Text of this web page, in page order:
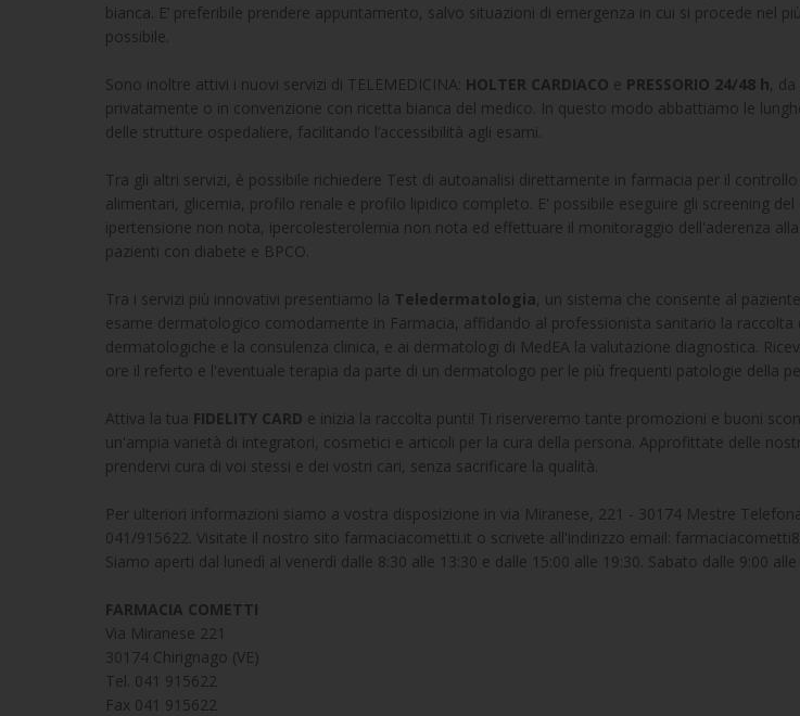
bianca. E’ preferibile prendere appuntamento, salvo situazioni di emergenza in cui si procede nel
possibile.
Sono inoltre attivi i nuovi servizi di TELEMEDICINA: HOLTER CARDIACO e PRESSORIO 24/48 h,
privatamente o in convenzione con ricetta bianca del medico. In questo modo abbattiamo le
delle strutture ospedaliere, facilitando l’accessibilità agli esami.
Tra gli altri servizi, è possibile richiedere Test di autoanalisi direttamente in farmacia per il
alimentari, glicemia, profilo renale e profilo lipidico completo. E' possibile eseguire gli screening
ipertensione non nota, ipercolesterolemia non nota ed effettuare il monitoraggio dell'aderenza
pazienti con diabete e BPCO.
Tra i servizi più innovativi presentiamo la Teledermatologia, un sistema che consente al
esame dermatologico comodamente in Farmacia, affidando al professionista sanitario la raccolta
dermatologiche e la consulenza clinica, e ai dermatologi di MedEA la valutazione diagnostica.
ore il referto e l'eventuale terapia da parte di un dermatologo per le più frequenti patologie della
Attiva la tua FIDELITY CARD e inizia la raccolta punti! Ti riserveremo tante promozioni e buoni
un'ampia varietà di integratori, cosmetici e articoli per la cura della persona. Approfittate delle
prendervi cura di voi stessi e dei vostri cari, senza sacrificare la qualità.
Per ulteriori informazioni siamo a vostra disposizione in via Miranese, 221 - 30174 Mestre
041/915622. Visitate il nostro sito farmaciacometti.it o scrivete all'indirizzo email:
Siamo aperti dal lunedì al venerdì dalle 8:30 alle 13:30 e dalle 15:00 alle 19:30. Sabato dalle 9:00 alle
FARMACIA COMETTI
Via Miranese 221
30174 Chirignago (VE)
Tel. 041 915622
Fax 041 915622